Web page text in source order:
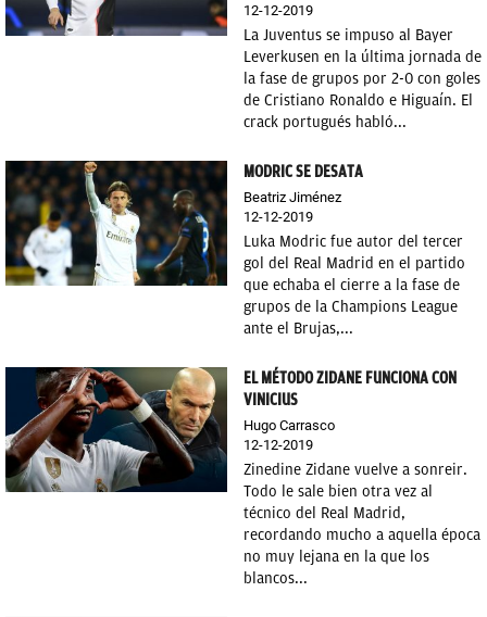
12-12-2019
La Juventus se impuso al Bayer
Leverkusen en la última jornada de
la fase de grupos por 2-0 con goles
de Cristiano Ronaldo e Higuaín. El
crack portugués habló...
MODRIC SE DESATA
Beatriz Jiménez
12-12-2019
Luka Modric fue autor del tercer
gol del Real Madrid en el partido
que echaba el cierre a la fase de
grupos de la Champions League
ante el Brujas,...
EL MÉTODO ZIDANE FUNCIONA CON
VINICIUS
Hugo Carrasco
12-12-2019
Zinedine Zidane vuelve a sonreir.
Todo le sale bien otra vez al
técnico del Real Madrid,
recordando mucho a aquella época
no muy lejana en la que los
blancos...